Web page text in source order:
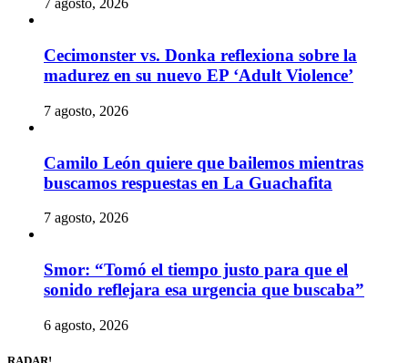
7 agosto, 2026
Cecimonster vs. Donka reflexiona sobre la
madurez en su nuevo EP ‘Adult Violence’
7 agosto, 2026
Camilo León quiere que bailemos mientras
buscamos respuestas en La Guachafita
7 agosto, 2026
Smor: “Tomó el tiempo justo para que el
sonido reflejara esa urgencia que buscaba”
6 agosto, 2026